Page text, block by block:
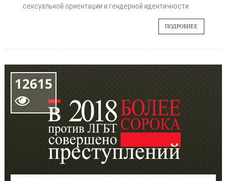
сексуальной ориентации и гендерной идентичности.
ПОДРОБНЕЕ
12615
